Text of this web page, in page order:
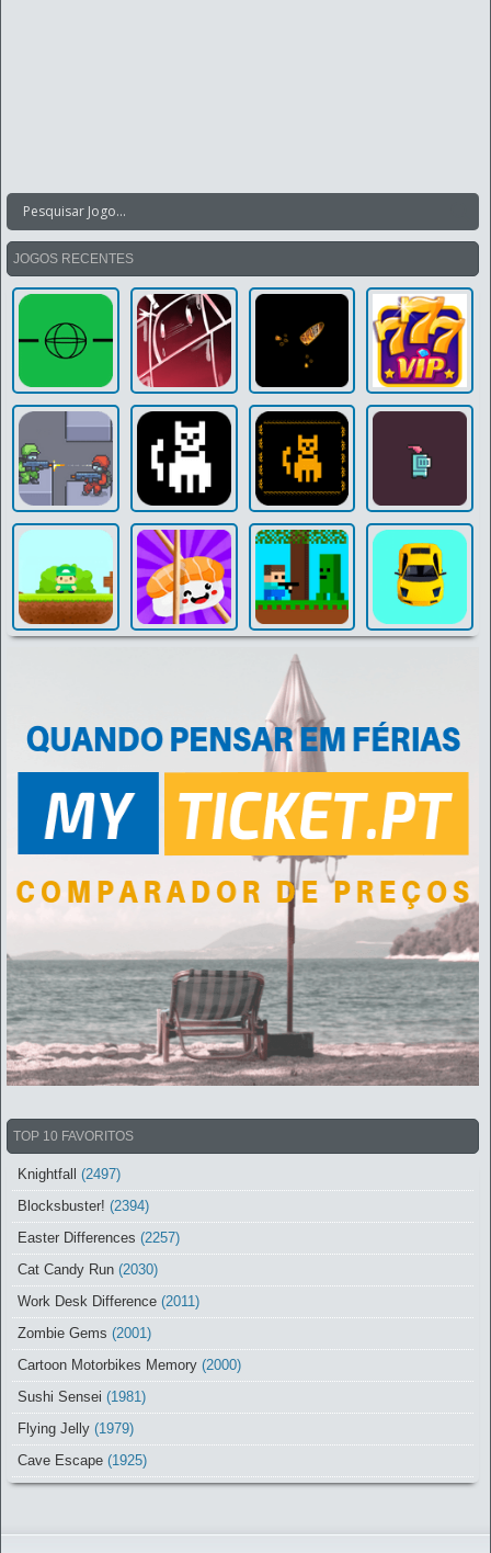
JOGOS RECENTES
TOP 10 FAVORITOS
Knightfall
(2497)
Blocksbuster! (2394)
Easter Differences (2257)
Cat Candy Run (2030)
Work Desk Difference (2011)
Zombie Gems (2001)
Cartoon Motorbikes Memory (2000)
Sushi Sensei (1981)
Flying Jelly (1979)
Cave Escape (1925)